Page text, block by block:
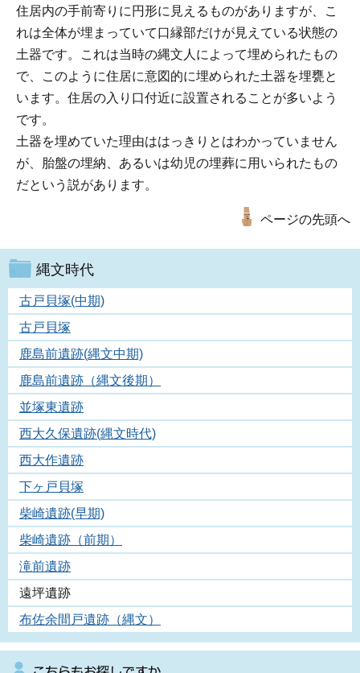
住居内の手前寄りに円形に見えるものがありますが、こ
れは全体が埋まっていて口縁部だけが見えている状態の
土器です。これは当時の縄文人によって埋められたもの
で、このように住居に意図的に埋められた土器を埋甕と
います。住居の入り口付近に設置されることが多いよう
です。
土器を埋めていた理由ははっきりとはわかっていません
が、胎盤の埋納、あるいは幼児の埋葬に用いられたもの
だという説があります。
ページの先頭へ
縄文時代
古戸貝塚(中期)
古戸貝塚
鹿島前遺跡(縄文中期)
鹿島前遺跡（縄文後期）
並塚東遺跡
西大久保遺跡(縄文時代)
西大作遺跡
下ヶ戸貝塚
柴崎遺跡(早期)
柴崎遺跡（前期）
滝前遺跡
遠坪遺跡
布佐余間戸遺跡（縄文）